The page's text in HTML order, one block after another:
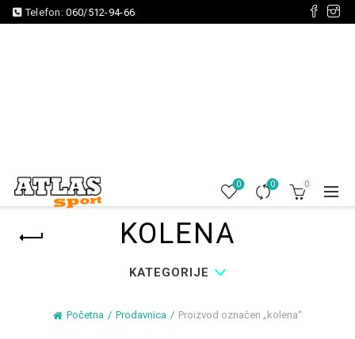
Telefon:060/512-94-66
0 0 0
KOLENA
KATEGORIJE
Početna Prodavnica Proizvod označen „kolena“